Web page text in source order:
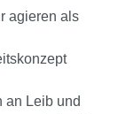
agieren als
an Leib und